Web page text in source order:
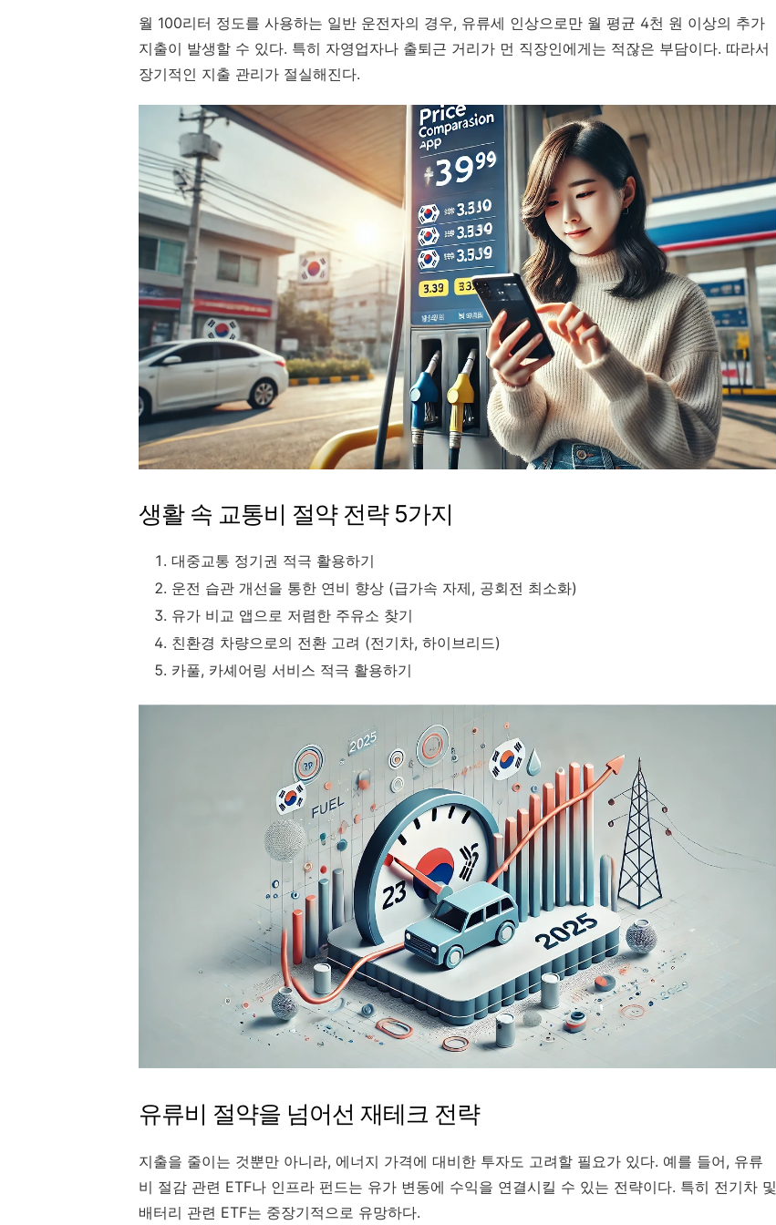
월 100리터 정도를 사용하는 일반 운전자의 경우, 유류세 인상으로만 월 평균 4천 원 이상의 추가
지출이 발생할 수 있다. 특히 자영업자나 출퇴근 거리가 먼 직장인에게는 적잖은 부담이다. 따라서
장기적인 지출 관리가 절실해진다.
생활 속 교통비 절약 전략 5가지
대중교통 정기권 적극 활용하기
운전 습관 개선을 통한 연비 향상 (급가속 자제, 공회전 최소화)
유가 비교 앱으로 저렴한 주유소 찾기
친환경 차량으로의 전환 고려 (전기차, 하이브리드)
카풀, 카셰어링 서비스 적극 활용하기
유류비 절약을 넘어선 재테크 전략
지출을 줄이는 것뿐만 아니라, 에너지 가격에 대비한 투자도 고려할 필요가 있다. 예를 들어, 유류
비 절감 관련 ETF나 인프라 펀드는 유가 변동에 수익을 연결시킬 수 있는 전략이다. 특히 전기차 및
배터리 관련 ETF는 중장기적으로 유망하다.